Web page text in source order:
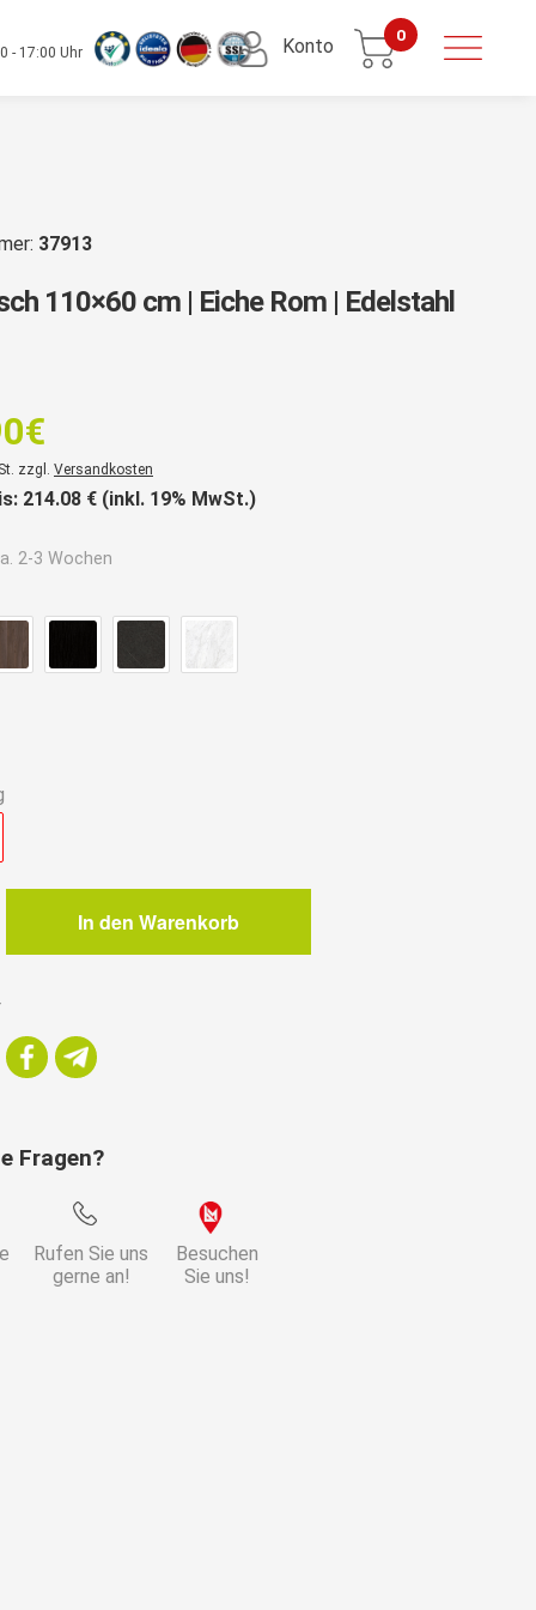
- 17:00 Uhr Konto 0
37913
110×60 cm | Eiche Rom | Edelstahl
€
zzgl. Versandkosten
214.08 € (inkl. 19% MwSt.)
2-3 Wochen
In den Warenkorb
Fragen?
Rufen Sie uns
gerne an!
Besuchen
Sie uns!